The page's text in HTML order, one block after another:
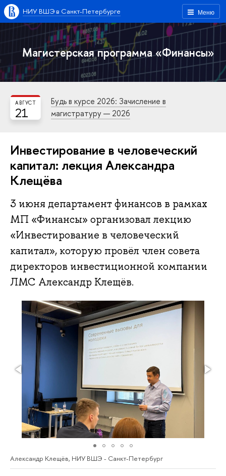
Меню
НИУ ВШЭ в Санкт-Петербурге
Магистерская программа «Финансы»
21
АВГУСТ
Будь в курсе 2026: Зачисление в
магистратуру — 2026
Инвестирование в человеческий
капитал: лекция Александра
Клещёва
3 июня департамент финансов в рамках
МП «Финансы» организовал лекцию
«Инвестирование в человеческий
капитал», которую провёл член совета
директоров инвестиционной компании
ЛМС Александр Клещёв.
Александр Клещёв, НИУ ВШЭ - Санкт-Петербург